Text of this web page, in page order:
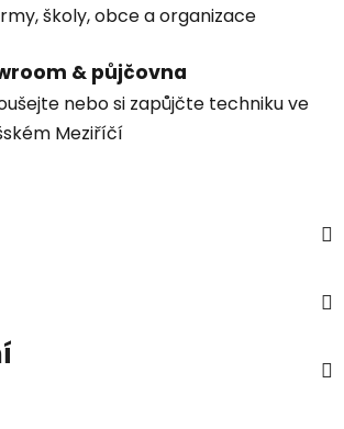
školy, obce a organizace
& půjčovna
nebo si zapůjčte techniku ve
Meziříčí